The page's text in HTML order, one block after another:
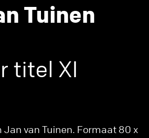
Tuinen
titel XI
Jan van Tuinen. Formaat 80 x